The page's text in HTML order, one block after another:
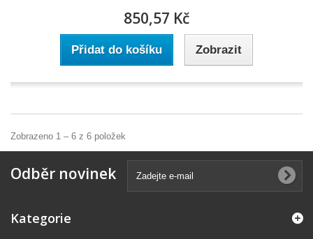
850,57 Kč
Přidat do košíku Zobrazit
Zobrazeno 1 – 6 z 6 položek
Odběr novinek
Kategorie